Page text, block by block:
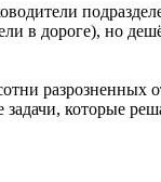
в дороге), но
разрозненных
которые